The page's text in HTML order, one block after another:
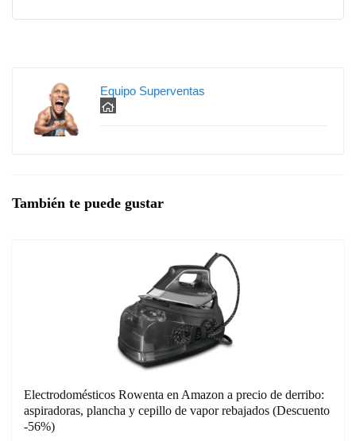
Equipo Superventas
También te puede gustar
Electrodomésticos Rowenta en Amazon a precio de derribo:
aspiradoras, plancha y cepillo de vapor rebajados (Descuento
-56%)